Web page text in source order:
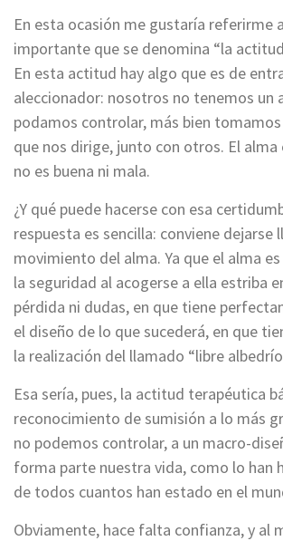
En esta ocasión me gustaría referirme
importante que se denomina “la
En esta actitud hay algo que es de
aleccionador: nosotros no tenemos un
podamos controlar, más bien
que nos dirige, junto con otros. El
no es buena ni mala.
¿Y qué puede hacerse con esa
respuesta es sencilla: conviene dejarse
movimiento del alma. Ya que el alma
la seguridad al acogerse a ella estriba
pérdida ni dudas, en que tiene
el diseño de lo que sucederá, en que
la realización del llamado “libre
Esa sería, pues, la actitud terapéutica
reconocimiento de sumisión a lo más
no podemos controlar, a un macro-
forma parte nuestra vida, como lo han
de todos cuantos han estado en el
Obviamente, hace falta confianza, y al